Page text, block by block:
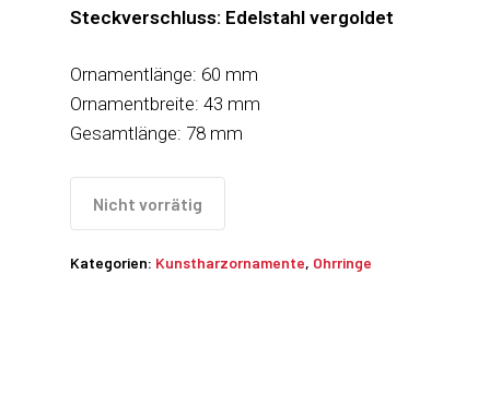
Steckverschluss: Edelstahl vergoldet
Ornamentlänge: 60 mm
Ornamentbreite: 43 mm
Gesamtlänge: 78 mm
Nicht vorrätig
Kategorien: Kunstharzornamente, Ohrringe